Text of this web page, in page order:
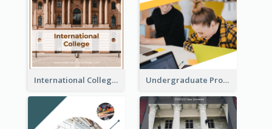
International College Prospectus Undergraduate Prospectus